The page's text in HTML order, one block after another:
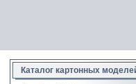
Каталог картонных